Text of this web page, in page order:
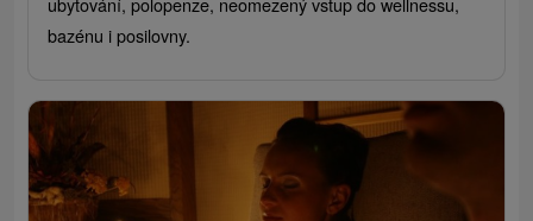
bazénu i posilovny.